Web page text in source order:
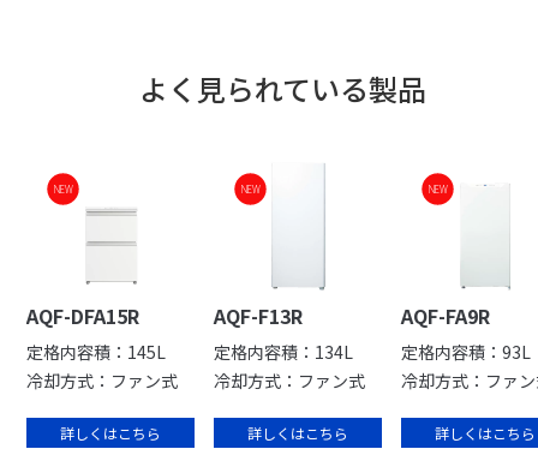
よく見られている製品
NEW
AQF-DFA15R
定格内容積：145L
冷却方式：ファン式
詳しくはこちら
NEW
AQF-F13R
定格内容積：134L
冷却方式：ファン式
詳しくはこちら
NEW
AQF-FA9R
定格内容積：93L
冷却方式：ファ
詳しくはこちら